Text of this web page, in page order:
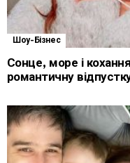
Шоу-Бізнес
Сонце, море і
романтичну